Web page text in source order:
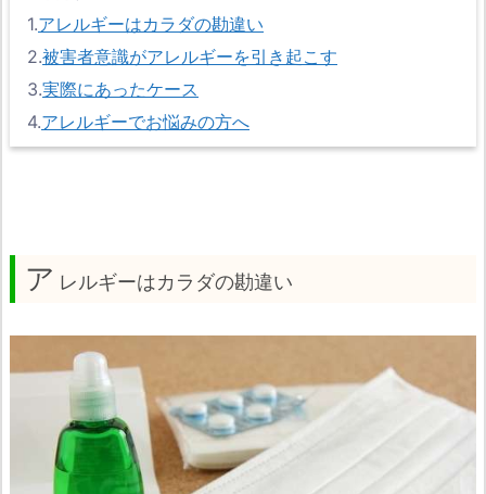
1.アレルギーはカラダの勘違い
2.被害者意識がアレルギーを引き起こす
3.実際にあったケース
4.アレルギーでお悩みの方へ
ア レルギーはカラダの勘違い